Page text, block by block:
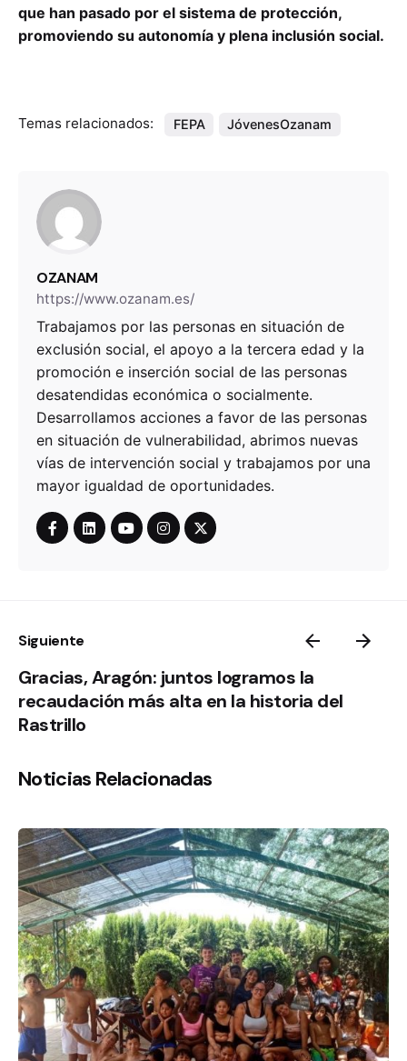
que han pasado por el sistema de protección,
promoviendo su autonomía y plena inclusión social.
Temas relacionados: FEPA JóvenesOzanam
OZANAM
https://www.ozanam.es/
Trabajamos por las personas en situación de
exclusión social, el apoyo a la tercera edad y la
promoción e inserción social de las personas
desatendidas económica o socialmente.
Desarrollamos acciones a favor de las personas
en situación de vulnerabilidad, abrimos nuevas
vías de intervención social y trabajamos por una
mayor igualdad de oportunidades.
Siguiente
Gracias, Aragón: juntos logramos la
recaudación más alta en la historia del
Rastrillo
Noticias Relacionadas